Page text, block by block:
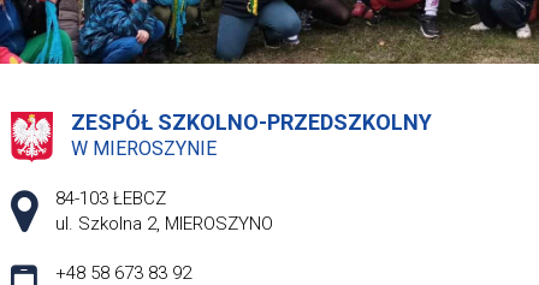
ZESPÓŁ SZKOLNO-PRZEDSZKOLNY
W MIEROSZYNIE
Adres pocztowy:
84-103 ŁEBCZ
ul. Szkolna 2, MIEROSZYNO
+48 58 673 83 92